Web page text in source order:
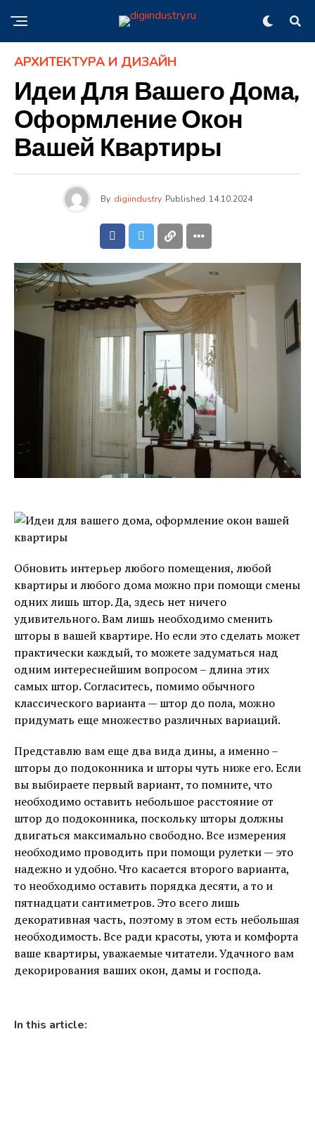
АРХИТЕКТУРА И ДИЗАЙН
Идеи Для Вашего Дома,
Оформление Окон
Вашей Квартиры
By digiindustry Published 14.10.2024
Обновить интерьер любого помещения, любой
квартиры и любого дома можно при помощи смены
одних лишь штор. Да, здесь нет ничего
удивительного. Вам лишь необходимо сменить
шторы в вашей квартире. Но если это сделать может
практически каждый, то можете задуматься над
одним интереснейшим вопросом – длина этих
самых штор. Согласитесь, помимо обычного
классического варианта — штор до пола, можно
придумать еще множество различных вариаций.
Представлю вам еще два вида дины, а именно –
шторы до подоконника и шторы чуть ниже его. Если
вы выбираете первый вариант, то помните, что
необходимо оставить небольшое расстояние от
штор до подоконника, поскольку шторы должны
двигаться максимально свободно. Все измерения
необходимо проводить при помощи рулетки — это
надежно и удобно. Что касается второго варианта,
то необходимо оставить порядка десяти, а то и
пятнадцати сантиметров. Это всего лишь
декоративная часть, поэтому в этом есть небольшая
необходимость. Все ради красоты, уюта и комфорта
ваше квартиры, уважаемые читатели. Удачного вам
декорирования ваших окон, дамы и господа.
In this article: